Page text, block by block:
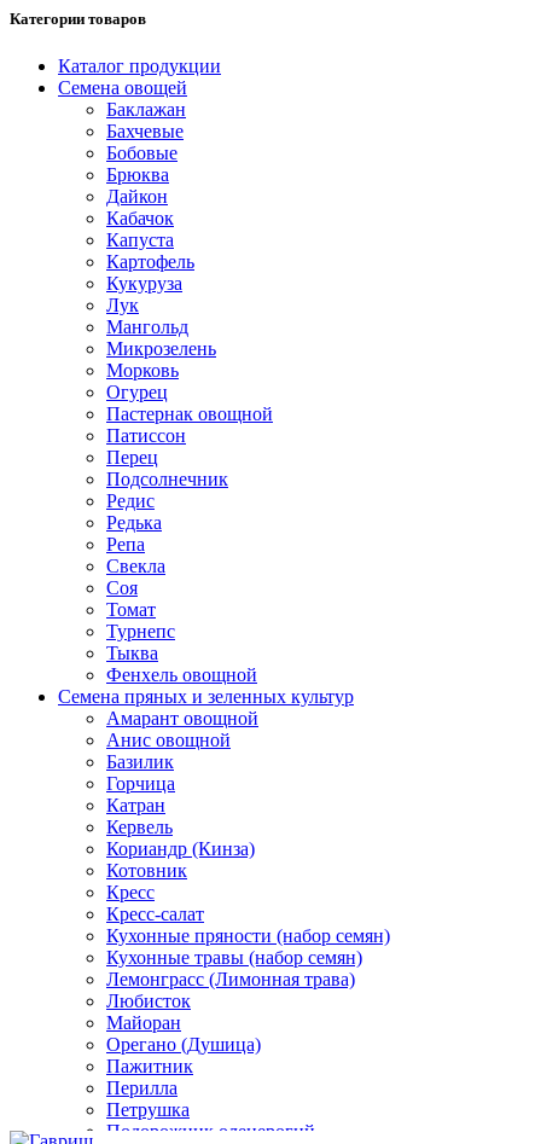
Категории товаров
Каталог продукции
Семена овощей
Баклажан
Бахчевые
Бобовые
Брюква
Дайкон
Кабачок
Капуста
Картофель
Кукуруза
Лук
Мангольд
Микрозелень
Морковь
Огурец
Пастернак овощной
Патиссон
Перец
Подсолнечник
Редис
Редька
Репа
Свекла
Соя
Томат
Турнепс
Тыква
Фенхель овощной
Семена пряных и зеленных культур
Амарант овощной
Анис овощной
Базилик
Горчица
Катран
Кервель
Кориандр (Кинза)
Котовник
Кресс
Кресс-салат
Кухонные пряности (набор семян)
Кухонные травы (набор семян)
Лемонграсс (Лимонная трава)
Любисток
Майоран
Орегано (Душица)
Пажитник
Перилла
Петрушка
Подорожник оленерогий